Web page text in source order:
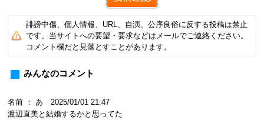
誹謗中傷、個人情報、URL、自演、公序良俗に反する投稿は禁止
です。当サイトへの要望・要求などはメールでご連絡ください。
コメント欄だと見落とすことがあります。
みんなのコメント
名前 ： あ 2025/01/01 21:47
渡辺直美と結婚するかと思ってた